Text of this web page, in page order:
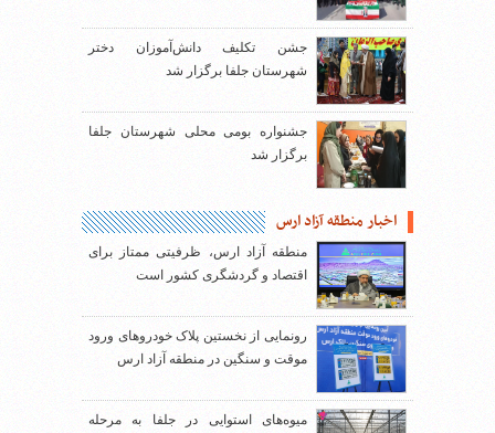
جشن تکلیف دانش‌آموزان دختر
شهرستان جلفا برگزار شد
جشنواره بومی محلی شهرستان جلفا
برگزار شد
اخبار منطقه آزاد ارس
منطقه آزاد ارس، ظرفیتی ممتاز برای
اقتصاد و گردشگری کشور است
رونمایی از نخستین پلاک خودروهای ورود
موقت و سنگین در منطقه آزاد ارس
میوه‌های استوایی در جلفا به مرحله